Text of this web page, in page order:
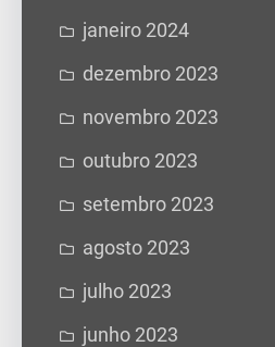
janeiro 2024
dezembro 2023
novembro 2023
outubro 2023
setembro 2023
agosto 2023
julho 2023
junho 2023